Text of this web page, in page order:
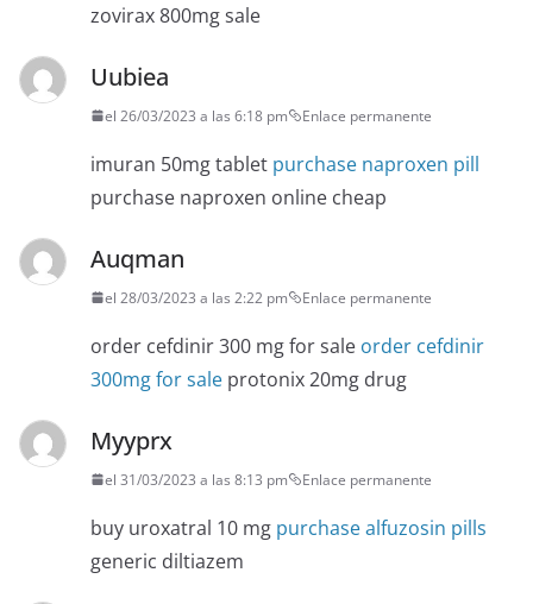
zovirax 800mg sale
Uubiea
el 26/03/2023 a las 6:18 pm Enlace permanente
imuran 50mg tablet purchase naproxen pill
purchase naproxen online cheap
Auqman
el 28/03/2023 a las 2:22 pm Enlace permanente
order cefdinir 300 mg for sale order cefdinir
300mg for sale protonix 20mg drug
Myyprx
el 31/03/2023 a las 8:13 pm Enlace permanente
buy uroxatral 10 mg purchase alfuzosin pills
generic diltiazem